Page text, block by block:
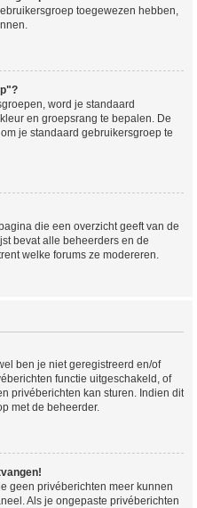
toegewezen hebben,
word je standaard
en groepsrang te bepalen. De
je standaard gebruikersgroep te
die een overzicht geeft van de
bevat alle beheerders en de
welke forums ze modereren.
ben je niet geregistreerd en/of
functie uitgeschakeld, of
privéberichten kan sturen. Indien dit
met de beheerder.
geen privéberichten meer kunnen
Als je ongepaste privéberichten